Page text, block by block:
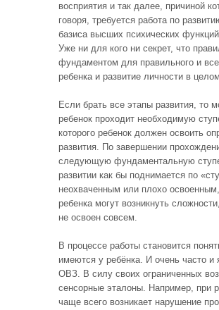
восприятия и так далее, причиной
говоря, требуется работа по
базиса высших психических
Уже ни для кого ни секрет, что
фундаментом для правильного и
ребенка и развитие личности в
Если брать все этапы развития, то
ребенок проходит необходимую
которого ребенок должен освоить
развития. По завершении
следующую фундаментальную
развитии как бы поднимается по
неохваченным или плохо
ребенка могут возникнуть
не освоен совсем.
В процессе работы становится
имеются у ребёнка. И очень часто и
ОВЗ. В силу своих ограниченных
сенсорные эталоны. Например, при
чаще всего возникает нарушение